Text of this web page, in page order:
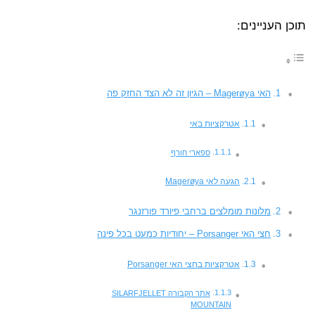
תוכן העניינים:
האי Magerøya – הגיון זה לא הצד החזק פה
אטרקציות באי
ספארי חורף
הגעה לאי Magerøya
מלונות מומלצים ברחבי פיורד פורזנגר
חצי האי Porsanger – יחודיות כמעט בכל פינה
אטרקציות בחצי האי Porsanger
אתר הקבורה SILARFJELLET
MOUNTAIN